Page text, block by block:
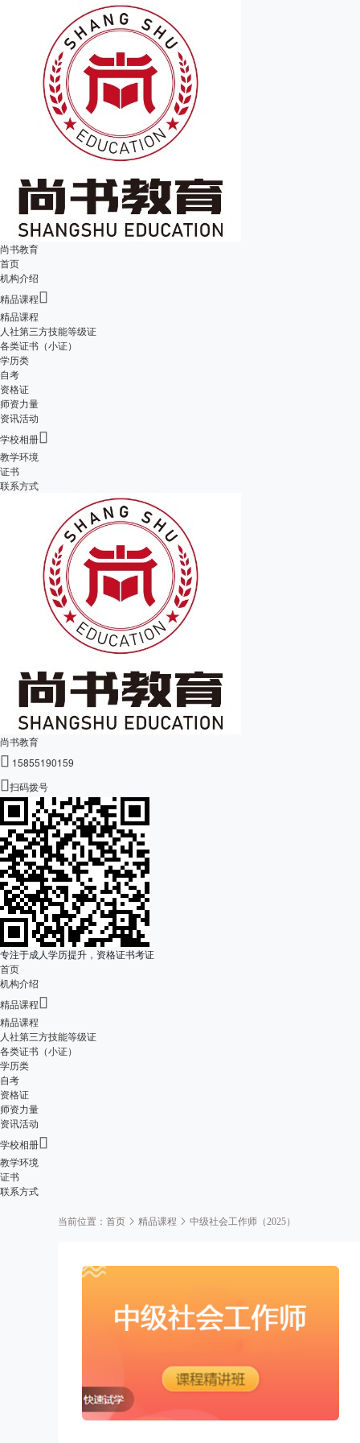
尚书教育
首页
机构介绍
精品课程
精品课程
人社第三方技能等级证
各类证书（小证）
学历类
自考
资格证
师资力量
资讯活动
学校相册
教学环境
证书
联系方式
尚书教育
 15855190159
扫码拨号
专注于成人学历提升，资格证书考证
首页
机构介绍
精品课程
精品课程
人社第三方技能等级证
各类证书（小证）
学历类
自考
资格证
师资力量
资讯活动
学校相册
教学环境
证书
联系方式
当前位置： 首页 精品课程 中级社会工作师（2025）